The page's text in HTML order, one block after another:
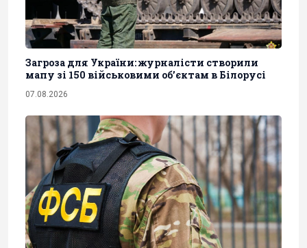
Загроза для України: журналісти створили
мапу зі 150 військовими обʼєктам в Білорусі
07.08.2026